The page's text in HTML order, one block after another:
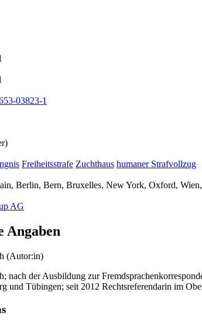
03823-1
Freiheitsstrafe Zuchthaus humaner Strafvollzug
Berlin, Bern, Bruxelles, New York, Oxford,
AG
Angaben
(Autor:in)
nach der Ausbildung zur
und Tübingen; seit 2012 Rechtsreferendarin im